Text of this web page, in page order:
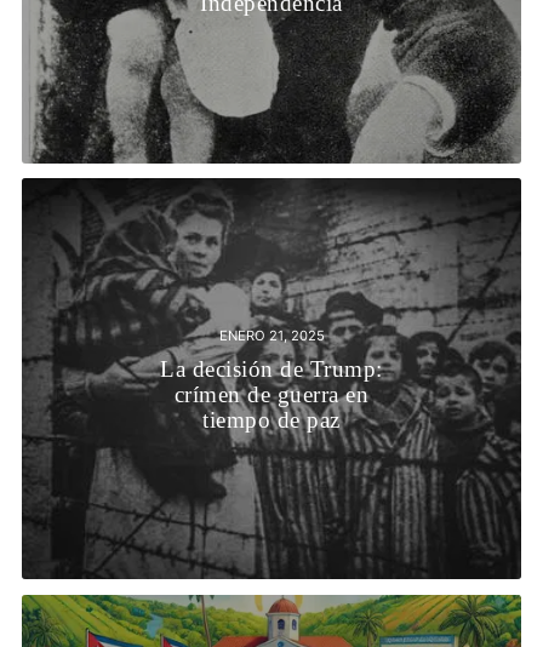
ENERO 21, 2025
La decisión de Trump:
crímen de guerra en
tiempo de paz